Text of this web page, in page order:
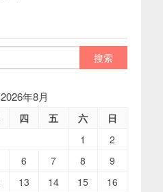
2026年8月
四 五 六 日
1
2
6 7 8
9
13 14 15
16